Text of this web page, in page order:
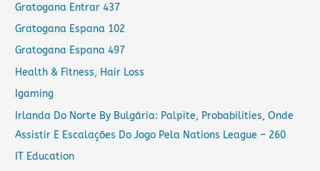
Gratogana Entrar 437
Gratogana Espana 102
Gratogana Espana 497
Health & Fitness, Hair Loss
Igaming
Irlanda Do Norte By Bulgária: Palpite, Probabilities, Onde
Assistir E Escalações Do Jogo Pela Nations League – 260
IT Education